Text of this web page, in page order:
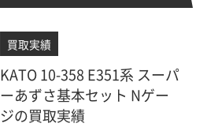
KATO 10-358 E351系 スーパ
ーあずさ基本セット Nゲー
ジの買取実績
買取実績